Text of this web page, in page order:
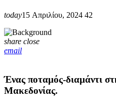
today15 Απριλίου, 2024 42
share close
email
Ένας ποταμός-διαμάντι
Μακεδονίας.